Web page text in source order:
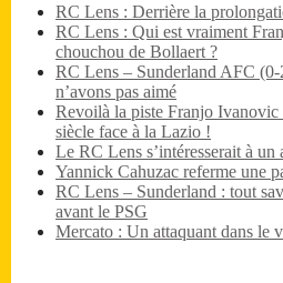
RC Lens : Derrière la
RC Lens : Qui est vraiment
chouchou de Bollaert ?
RC Lens – Sunderland AFC
n’avons pas aimé
Revoilà la piste Franjo Ivanovic
siècle face à la Lazio !
Le RC Lens s’intéresserait à
Yannick Cahuzac referme une
RC Lens – Sunderland : tout
avant le PSG
Mercato : Un attaquant dans le